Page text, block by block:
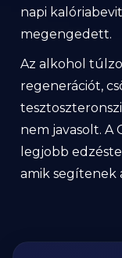
napi
megengedett.
Az alkohol
regenerációt,
nem javasolt. A
legjobb
amik segítenek